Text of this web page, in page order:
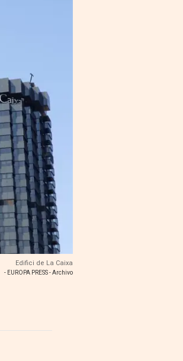
Edifici de La Caixa
- EUROPA PRESS - Archivo